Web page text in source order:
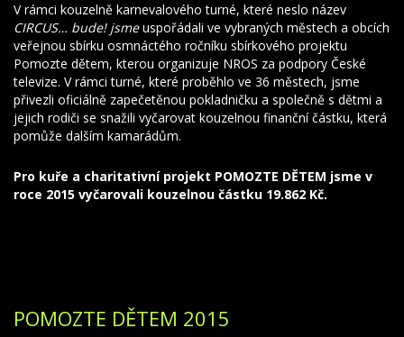
V rámci kouzelně karnevalového turné, které neslo název
CIRCUS… bude! jsmeuspořádali ve vybraných městech a obcích
veřejnou sbírku osmnáctého ročníku sbírkového projektu
Pomozte dětem, kterou organizuje NROS za podpory České
televize. V rámci turné, které proběhlo ve 36 městech, jsme
přivezli oficiálně zapečetěnou pokladničku a společně s dětmi a
jejich rodiči se snažili vyčarovat kouzelnou finanční částku, která
pomůže dalším kamarádům.
Pro kuře a charitativní projekt POMOZTE DĚTEM jsme v
roce 2015 vyčarovali kouzelnou částku 19.862 Kč.
POMOZTE DĚTEM 2015